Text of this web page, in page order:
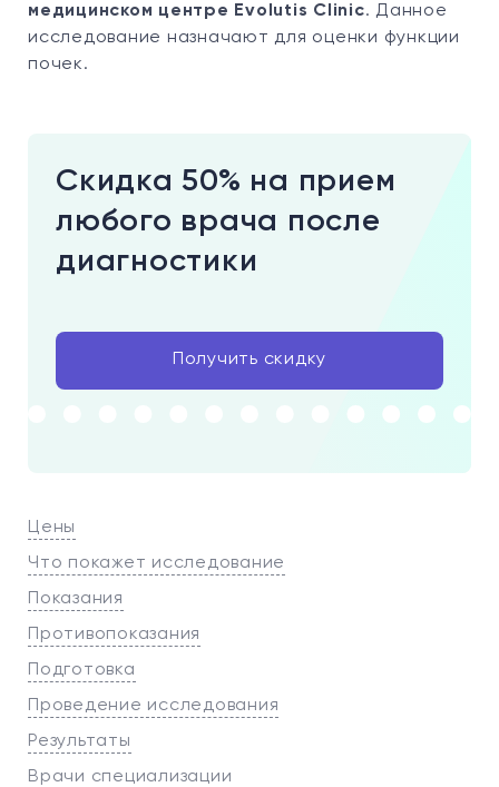
Цены
Что покажет исследование
Показания
Противопоказания
Подготовка
Проведение исследования
Результаты
Врачи специализации
медицинском центре Evolutis Clinic. Данное
исследование назначают для оценки функции
почек.
Скидка 50% на прием
любого врача после
диагностики
Получить скидку